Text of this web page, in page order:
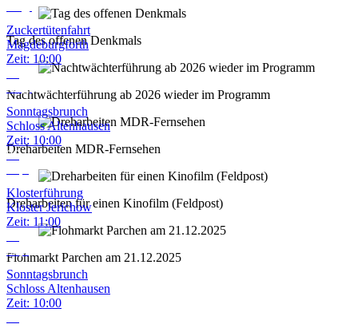
Tag des offenen Denkmals
Nachtwächterführung ab 2026 wieder im Programm
Dreharbeiten MDR-Fernsehen
Dreharbeiten für einen Kinofilm (Feldpost)
Flohmarkt Parchen am 21.12.2025
Zuckertütenfahrt
Magdeburgforth
Zeit: 10:00
Aug.
Sonntagsbrunch
Schloss Altenhausen
Zeit: 10:00
06
Klosterführung
Kloster Jerichow
Zeit: 11:00
Sep.
Sonntagsbrunch
Schloss Altenhausen
Zeit: 10:00